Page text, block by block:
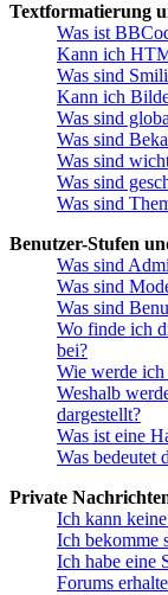
Textformatierung
Was ist
Kann ich
Was sind
Kann ich
Was sind
Was sind
Was sind
Was sind
Was sind
Benutzer-Stufen
Was sind
Was sind
Was sind
Wo finde ich
bei?
Wie werde
Weshalb
dargestellt?
Was ist eine
Was bedeutet
Private
Ich kann
Ich bekomme
Ich habe eine
Forums